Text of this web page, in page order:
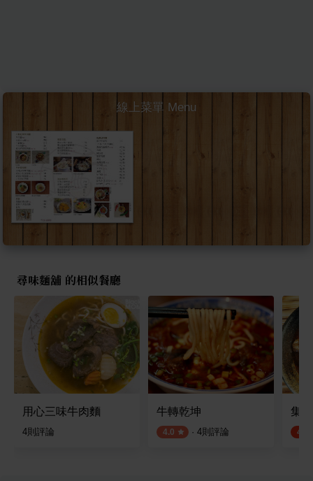
線上菜單 Menu
尋味麵舖 的相似餐廳
用心三味牛肉麵
4則評論
牛轉乾坤
4.0 · 4則評論
集
4.6